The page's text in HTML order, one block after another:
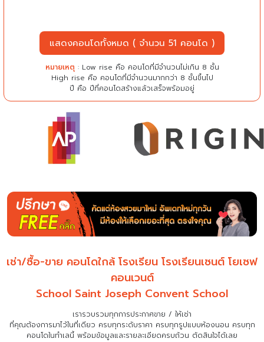
แสดงคอนโดทั้งหมด ( จำนวน 51 คอนโด )
หมายเหตุ : Low rise คือ คอนโดที่มีจำนวนไม่เกิน 8 ชั้น
High rise คือ คอนโดที่มีจำนวนมากกว่า 8 ชั้นขึ้นไป
ปี คือ ปีที่คอนโดสร้างแล้วเสร็จพร้อมอยู่
เช่า/ซื้อ-ขาย คอนโดใกล้ โรงเรียน โรงเรียนเซนต์ โยเซฟ
คอนเวนต์
School Saint Joseph Convent School
เรารวบรวมทุกการประกาศขาย / ให้เช่า
ที่คุณต้องการมาไว้ในที่เดียว ครบทุกระดับราคา ครบทุกรูปแบบห้องนอน ครบทุก
คอนโดในทำเลนี้ พร้อมข้อมูลและรายละเอียดครบถ้วน ตัดสินใจได้เลย